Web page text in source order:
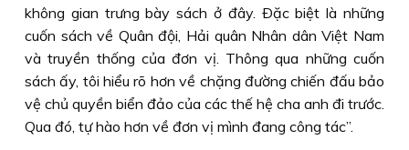
không gian trưng bày sách ở đây. Ðặc biệt là những
cuốn sách về Quân đội, Hải quân Nhân dân Việt Nam
và truyền thống của đơn vị. Thông qua những cuốn
sách ấy, tôi hiểu rõ hơn về chặng đường chiến đấu bảo
vệ chủ quyền biển đảo của các thế hệ cha anh đi trước.
Qua đó, tự hào hơn về đơn vị mình đang công tác”.